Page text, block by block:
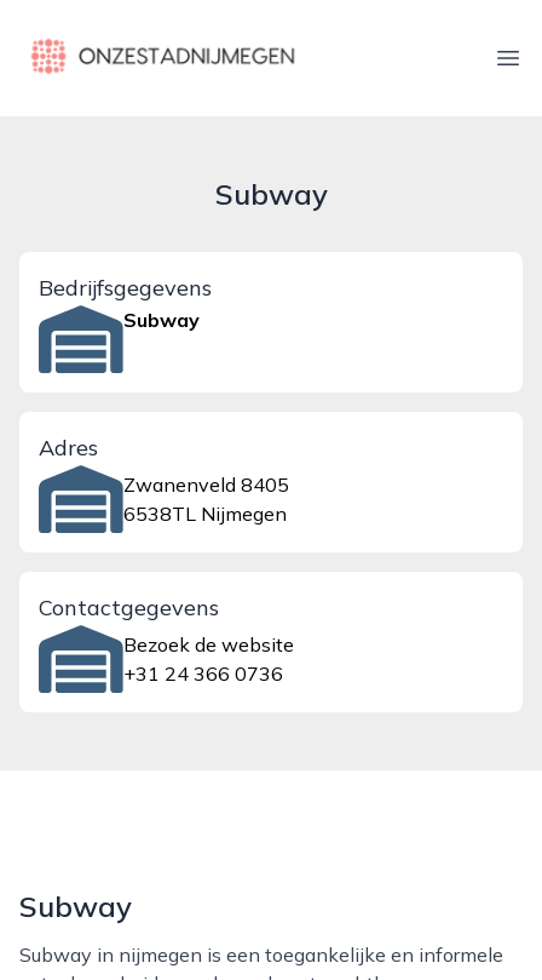
onzestadnijmegen.nl
Subway
Bedrijfsgegevens
Subway
Adres
Zwanenveld 8405
6538TL Nijmegen
Contactgegevens
Bezoek de website
+31 24 366 0736
Subway
Subway in nijmegen is een toegankelijke en informele